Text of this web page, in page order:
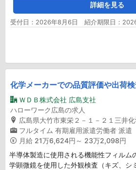
詳細を見る
受付日：2026年8月6日 紹介期限日：
化学メーカーでの品質評価や出荷
ＷＤＢ株式会社 広島支社
ハローワーク広島の求人
広島県大竹市東栄２－１－２１三井
フルタイム 有期雇用派遣労働者 派遣
月給 21万6,624円～ 23万2,098円
半導体製造に使用される機能性フィルム
学顕微鏡を使用した外観検査（キズ、シ